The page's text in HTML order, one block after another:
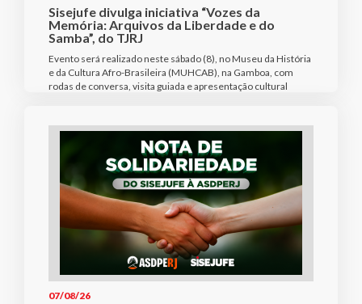
Sisejufe divulga iniciativa “Vozes da
Memória: Arquivos da Liberdade e do
Samba”, do TJRJ
Evento será realizado neste sábado (8), no Museu da História
e da Cultura Afro-Brasileira (MUHCAB), na Gamboa, com
rodas de conversa, visita guiada e apresentação cultural
07/08/26